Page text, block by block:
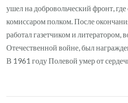
ушел на добровольческий фронт,
комиссаром полком. После
работал газетчиком и литератором,
Отечественной войне, был
В 1961 году Полевой умер от